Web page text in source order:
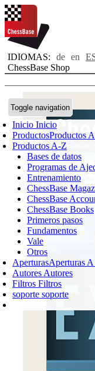
IDIOMAS: de en
ChessBase Shop
Toggle navigation
Inicio Inicio
ProductosProductos
Productos A-Z
Bases de datos
Programas de
Entrenamiento
ChessBase
ChessBase
ChessBase Books
Primeros pasos
Fundamentos
Vale
Otros
AperturasAperturas
Autores Autores
Filtros Filtros
soporte soporte